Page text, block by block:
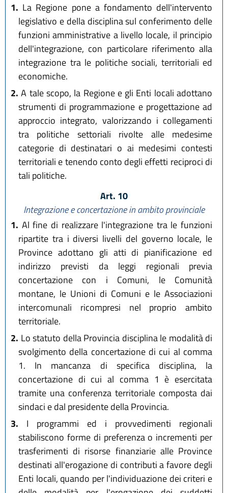
1. La Regione pone a fondamento dell'intervento
legislativo e della disciplina sul conferimento delle
funzioni amministrative a livello locale, il principio
dell'integrazione, con particolare riferimento alla
integrazione tra le politiche sociali, territoriali ed
economiche.
2. A tale scopo, la Regione e gli Enti locali adottano
strumenti di programmazione e progettazione ad
approccio integrato, valorizzando i collegamenti
tra politiche settoriali rivolte alle medesime
categorie di destinatari o ai medesimi contesti
territoriali e tenendo conto degli effetti reciproci di
tali politiche.
Art. 10
Integrazione e concertazione in ambito provinciale
1. Al fine di realizzare l'integrazione tra le funzioni
ripartite tra i diversi livelli del governo locale, le
Province adottano gli atti di pianificazione ed
indirizzo previsti da leggi regionali previa
concertazione con i Comuni, le Comunità
montane, le Unioni di Comuni e le Associazioni
intercomunali ricompresi nel proprio ambito
territoriale.
2. Lo statuto della Provincia disciplina le modalità di
svolgimento della concertazione di cui al comma
1. In mancanza di specifica disciplina, la
concertazione di cui al comma 1 è esercitata
tramite una conferenza territoriale composta dai
sindaci e dal presidente della Provincia.
3. I programmi ed i provvedimenti regionali
stabiliscono forme di preferenza o incrementi per
trasferimenti di risorse finanziarie alle Province
destinati all'erogazione di contributi a favore degli
Enti locali, quando per l'individuazione dei criteri e